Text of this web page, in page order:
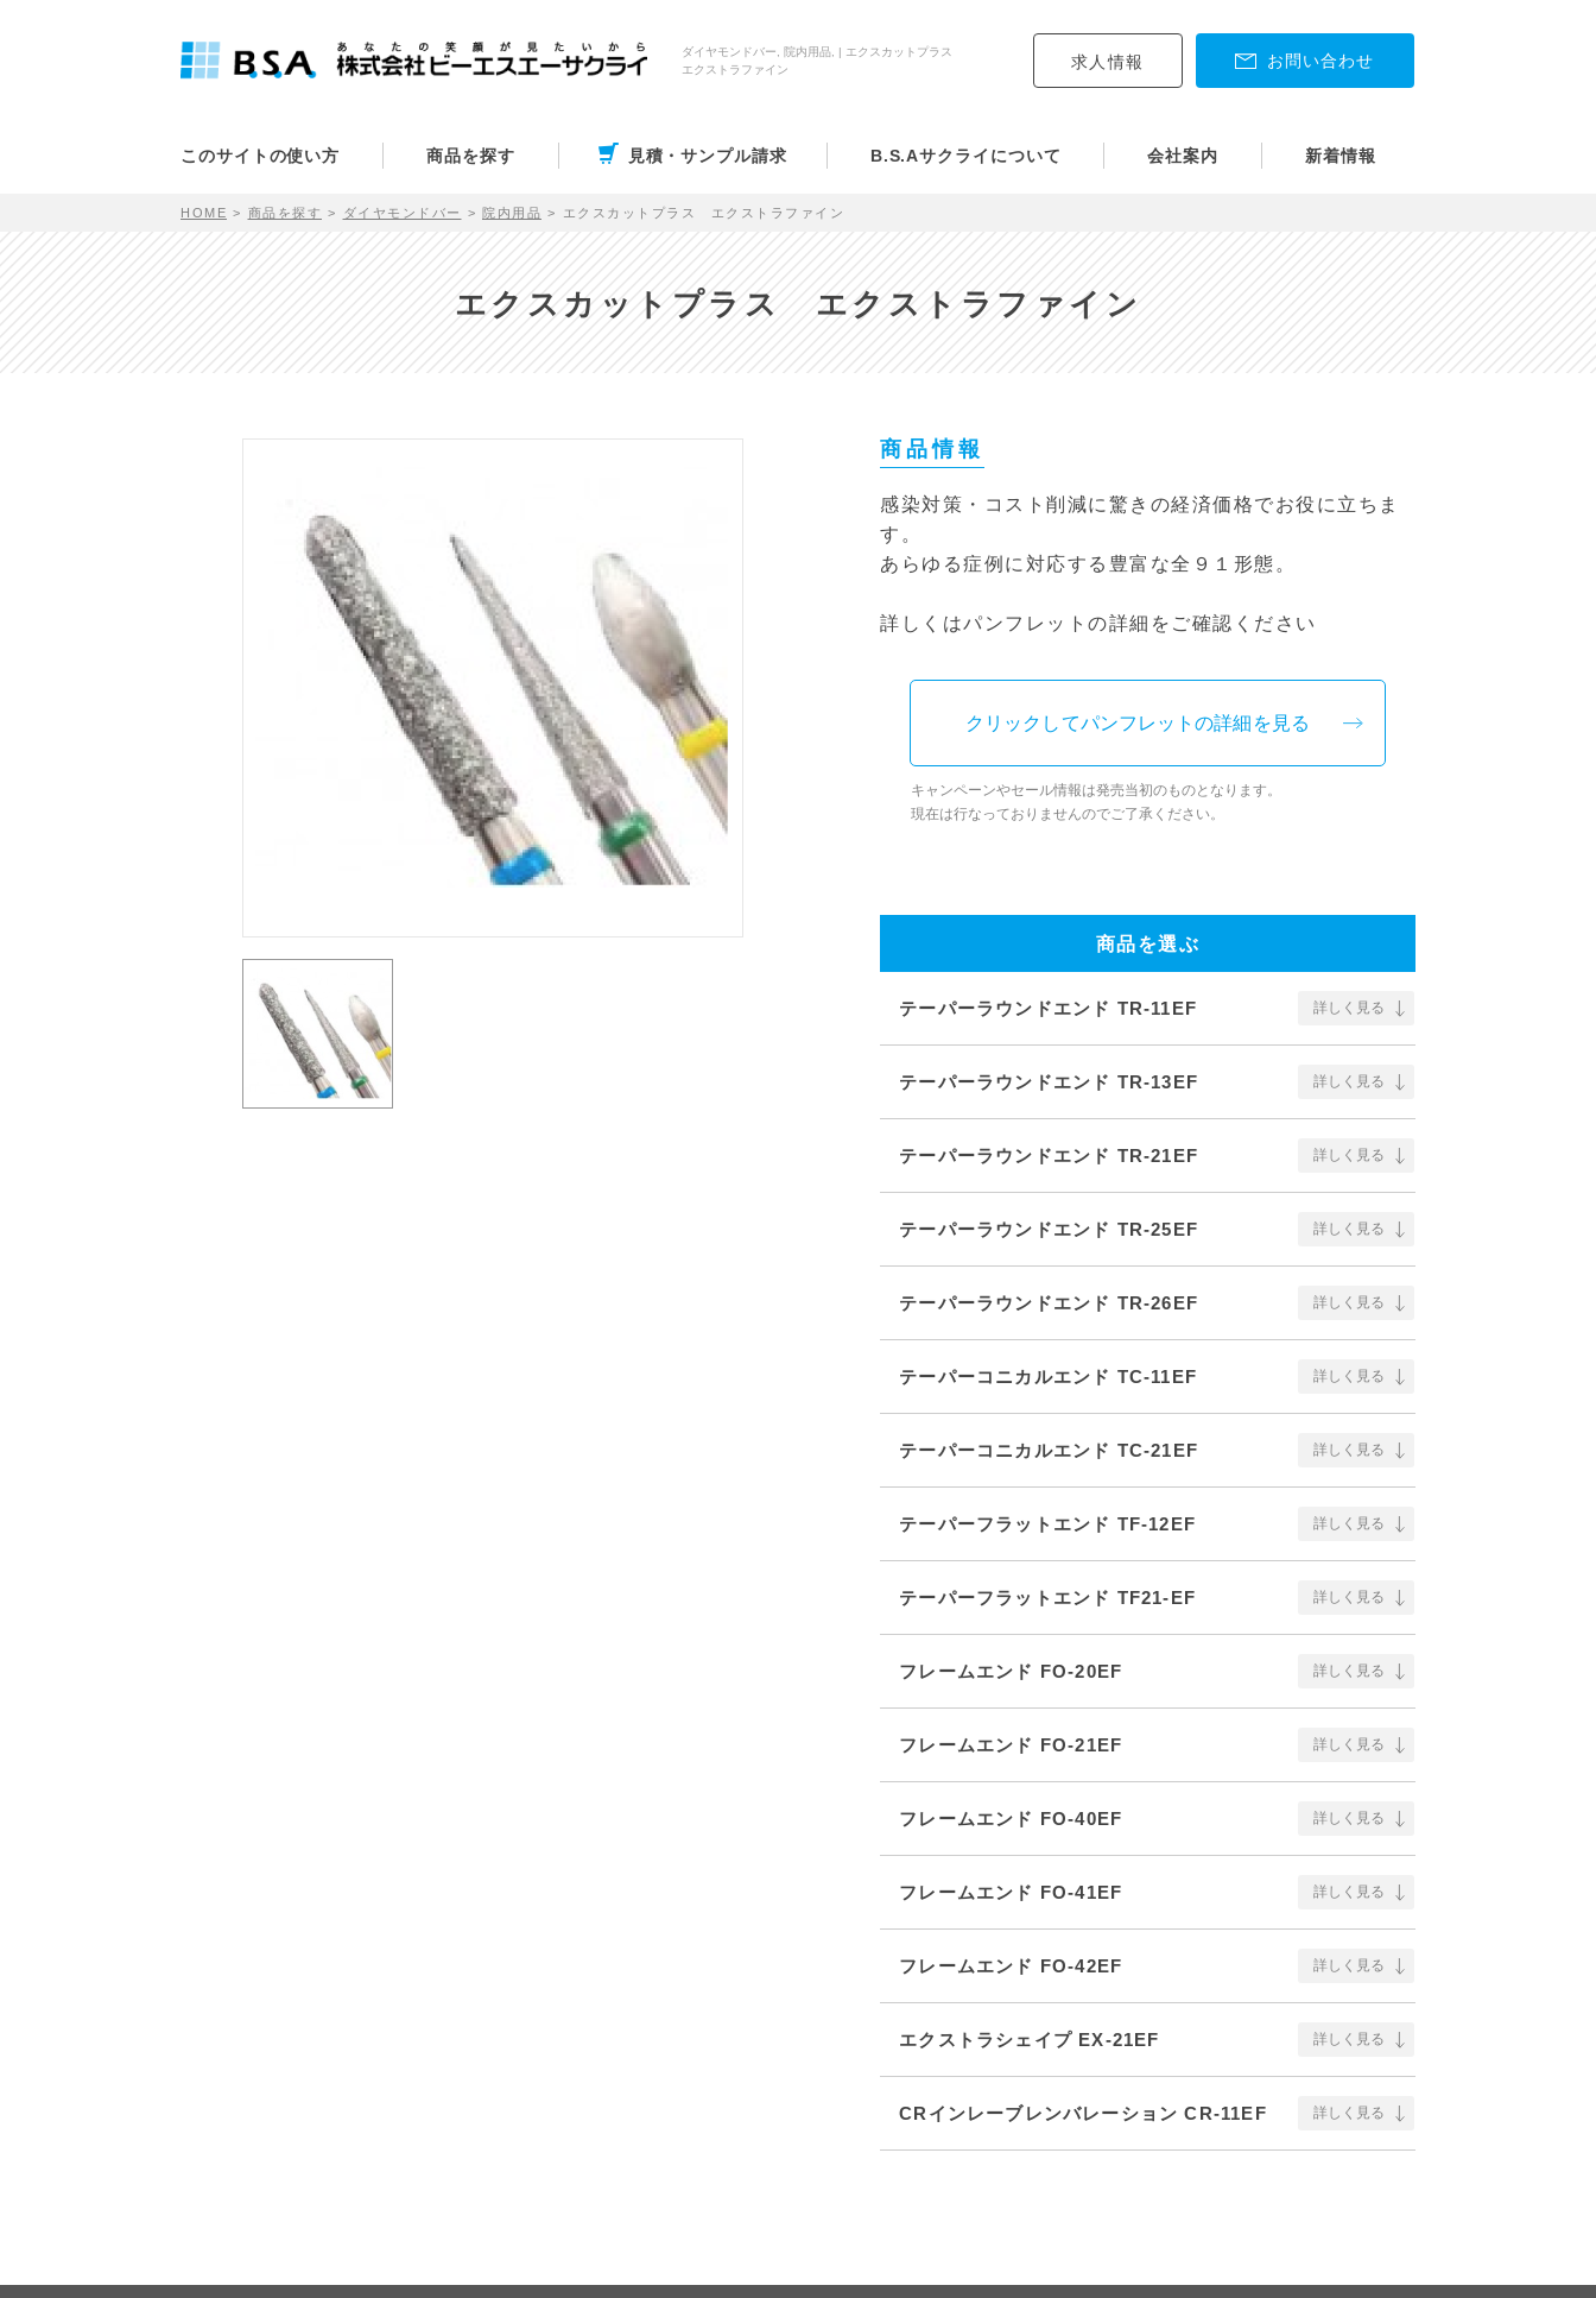
ダイヤモンドバー, 院内用品, | エクスカットプラス
エクストラファイン
お問い合わせ
求人情報
このサイトの使い方 商品を探す 見積・サンプル請求 B.S.Aサクライについて 会社案内 新着情報
HOME 商品を探す ダイヤモンドバー 院内用品 エクスカットプラス エクストラファイン
エクスカットプラス エクストラファイン
商品情報
感染対策・コスト削減に驚きの経済価格でお役に立ちま
す。
あらゆる症例に対応する豊富な全９１形態。
詳しくはパンフレットの詳細をご確認ください
クリックしてパンフレットの詳細を見る
キャンペーンやセール情報は発売当初のものとなります。
現在は行なっておりませんのでご了承ください。
商品を選ぶ
テーパーラウンドエンド TR-11EF 詳しく見る
テーパーラウンドエンド TR-13EF 詳しく見る
テーパーラウンドエンド TR-21EF 詳しく見る
テーパーラウンドエンド TR-25EF 詳しく見る
テーパーラウンドエンド TR-26EF 詳しく見る
テーパーコニカルエンド TC-11EF 詳しく見る
テーパーコニカルエンド TC-21EF 詳しく見る
テーパーフラットエンド TF-12EF 詳しく見る
テーパーフラットエンド TF21-EF 詳しく見る
フレームエンド FO-20EF 詳しく見る
フレームエンド FO-21EF 詳しく見る
フレームエンド FO-40EF 詳しく見る
フレームエンド FO-41EF 詳しく見る
フレームエンド FO-42EF 詳しく見る
エクストラシェイプ EX-21EF 詳しく見る
CRインレーブレンバレーション CR-11EF 詳しく見る